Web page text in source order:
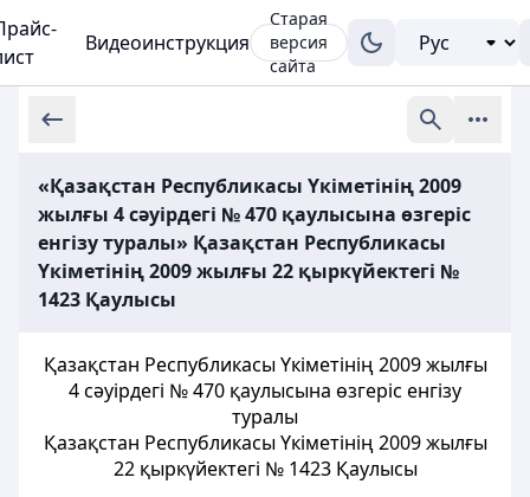
Видеоинструкция
Старая
версия
сайта
«Қазақстан Республикасы Үкіметінің 2009
жылғы 4 сәуірдегі № 470 қаулысына өзгеріс
енгізу туралы» Қазақстан Республикасы
Үкіметінің 2009 жылғы 22 қыркүйектегі №
1423 Қаулысы
Қазақстан Республикасы Үкіметінің 2009 жылғы
4 сәуірдегі № 470 қаулысына өзгеріс енгізу
туралы
Қазақстан Республикасы Үкіметінің 2009 жылғы
22 қыркүйектегі № 1423 Қаулысы